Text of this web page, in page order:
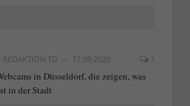
REDAKTION TD 17.09.2020 1
in Düsseldorf, die zeigen, was
in der Stadt